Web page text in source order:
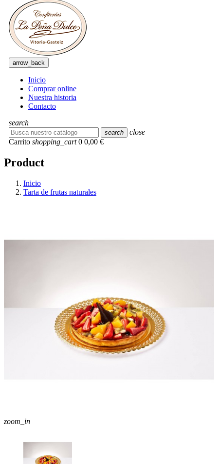
arrow_back
Inicio
Comprar online
Nuestra historia
Contacto
search
search
close
Carrito shopping_cart 0 0,00 €
Product
Inicio
Tarta de frutas naturales
zoom_in